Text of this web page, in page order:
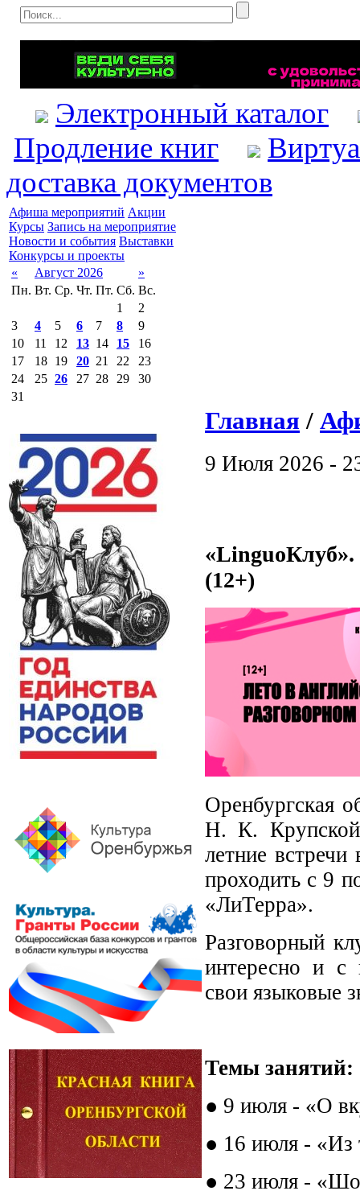
Электронный каталог
Продление книг
доставка документов
Афиша мероприятий Акции
Курсы Запись на мероприятие
Новости и события Выставки
Конкурсы и проекты
«
Август 2026
»
Пн. Вт. Ср. Чт. Пт. Сб. Вс.
1
2
3
4 5 6 7 8
9
10
11 12 13 14 15
16
17
18 19 20 21 22
23
24
25 26 27 28 29
30
31
Главная /
9 Июля 2026 -
«LinguoКлуб».
(12+)
Оренбургская
Н. К. Крупской
летние
проходить с 9
«ЛиТерра».
Разговорный
интересно и с
свои языковые
Темы занятий:
● 9 июля - «О
● 16 июля - «Из
● 23 июля -